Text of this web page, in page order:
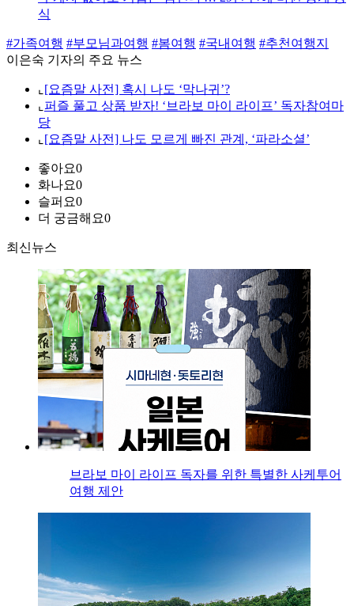
식
#가족여행 #부모님과여행 #봄여행 #국내여행 #추천여행지
이은숙 기자의 주요 뉴스
⌞ [요즘말 사전] 혹시 나도 ‘막나귀’?
⌞ 퍼즐 풀고 상품 받자! ‘브라보 마이 라이프’ 독자참여마
당
⌞ [요즘말 사전] 나도 모르게 빠진 관계, ‘파라소셜’
좋아요0
화나요0
슬퍼요0
더 궁금해요0
최신뉴스
브라보 마이 라이프 독자를 위한 특별한 사케투어
여행 제안